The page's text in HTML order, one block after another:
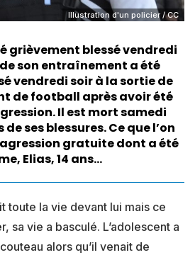
Illustration d'un policier / CC
grièvement blessé vendredi
son entraînement a été
vendredi soir à la sortie de
de football après avoir été
Il est mort samedi
ses blessures. Ce que l’on
gratuite dont a été
Elias, 14 ans…
toute la vie devant lui mais ce
sa vie a basculé. L’adolescent a
alors qu’il venait de